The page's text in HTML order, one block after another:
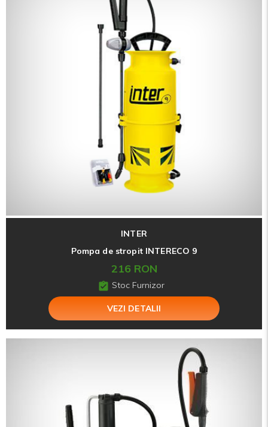
INTER
Pompa de stropit INTERECO 9
216 RON
Stoc Furnizor
VEZI DETALII